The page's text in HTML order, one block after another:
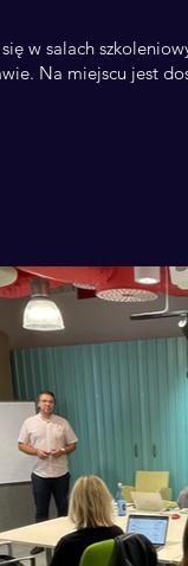
w salach
Na miejscu jest